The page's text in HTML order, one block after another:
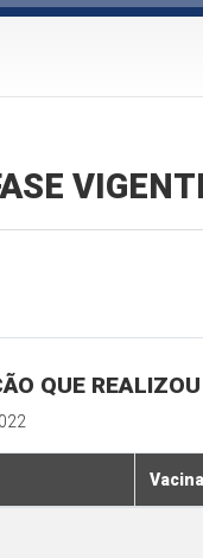
QUE
Vacina